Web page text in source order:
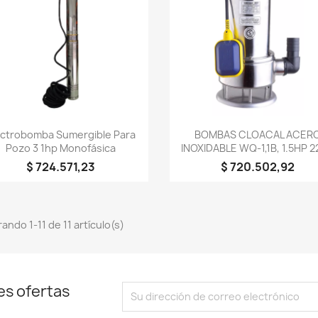
Vista rápida
Sumergible Para
Pozo 3 1hp Monofásica
$ 724.571,23
Vista rápida
BOMBAS CLOACAL
INOXIDABLE WQ-1,1B, 1.5HP
$ 720.502,92
1-11 de 11 artículo(s)
ofertas